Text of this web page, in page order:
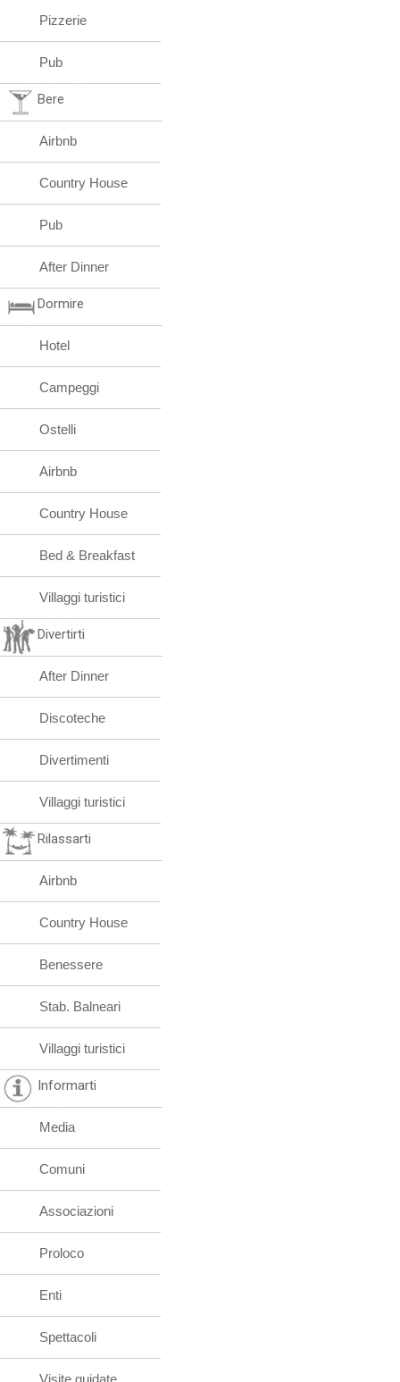
Pizzerie
Pub
Bere
Airbnb
Country House
Pub
After Dinner
Dormire
Hotel
Campeggi
Ostelli
Airbnb
Country House
Bed & Breakfast
Villaggi turistici
Divertirti
After Dinner
Discoteche
Divertimenti
Villaggi turistici
Rilassarti
Airbnb
Country House
Benessere
Stab. Balneari
Villaggi turistici
Informarti
Media
Comuni
Associazioni
Proloco
Enti
Spettacoli
Visite guidate